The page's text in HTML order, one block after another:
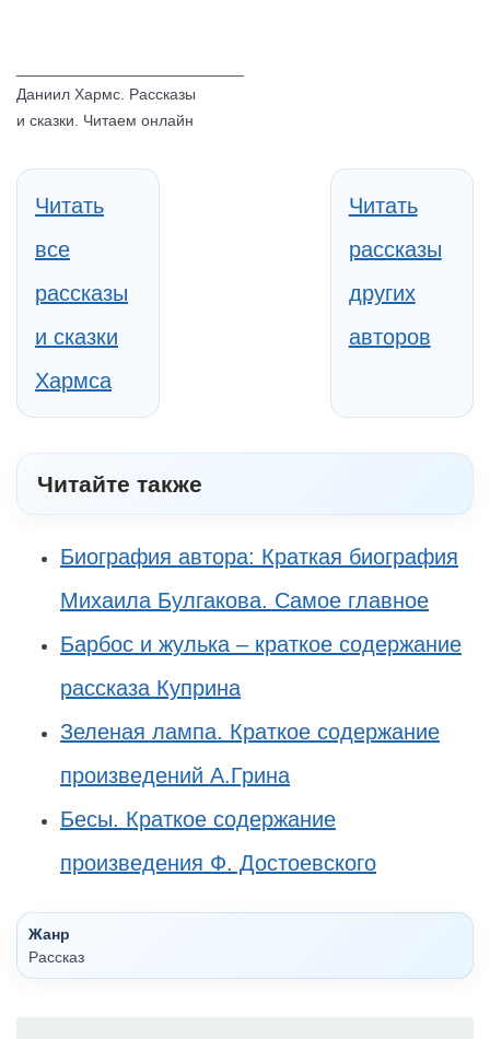
Даниил Хармс. Рассказы
и сказки. Читаем онлайн
Читать
все
рассказы
и сказки
Хармса
Читать
рассказы
других
авторов
Читайте также
Биография автора: Краткая биография
Михаила Булгакова. Самое главное
Барбос и жулька – краткое содержание
рассказа Куприна
Зеленая лампа. Краткое содержание
произведений А.Грина
Бесы. Краткое содержание
произведения Ф. Достоевского
Жанр
Рассказ